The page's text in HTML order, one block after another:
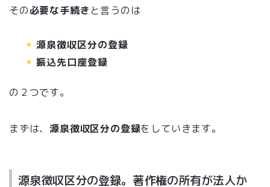
その必要な手続きと言うのは
源泉徴収区分の登録
振込先口座登録
の２つです。
まずは、源泉徴収区分の登録をしていきます。
源泉徴収区分の登録。著作権の所有が法人か